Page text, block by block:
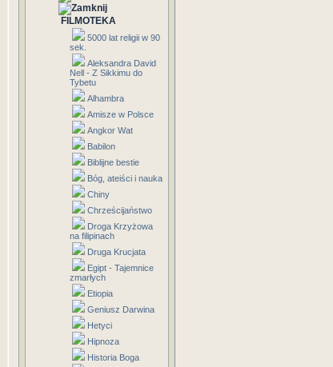
FILMOTEKA
5000 lat religii w 90
sek.
Aleksandra David
Nell - Z Sikkimu do
Tybetu
Alhambra
Amisze w Polsce
Angkor Wat
Babilon
Biblijne bestie
Bóg, ateiści i nauka
Chiny
Chrześcijaństwo
Droga Krzyżowa
na filipinach
Druga Krucjata
Egipt - Tajemnice
zmarłych
Etiopia
Geniusz Darwina
Hetyci
Hipnoza
Historia Boga